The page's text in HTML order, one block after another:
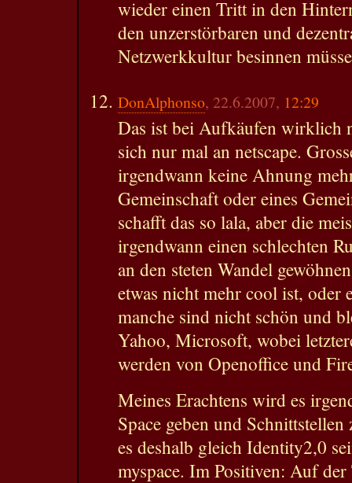
wieder einen Tritt in den
den unzerstörbaren und
Netzwerkkultur besinnen
DonAlphonso, 22.6.2007, 12:29
Das ist bei Aufkäufen wirklich
sich nur mal an netscape.
irgendwann keine Ahnung
Gemeinschaft oder eines
schafft das so lala, aber die
irgendwann einen schlechten
an den steten Wandel
etwas nicht mehr cool ist, oder
manche sind nicht schön und
Yahoo, Microsoft, wobei
werden von Openoffice und
Meines Erachtens wird es
Space geben und
es deshalb gleich Identity2,0
myspace. Im Positiven: Auf